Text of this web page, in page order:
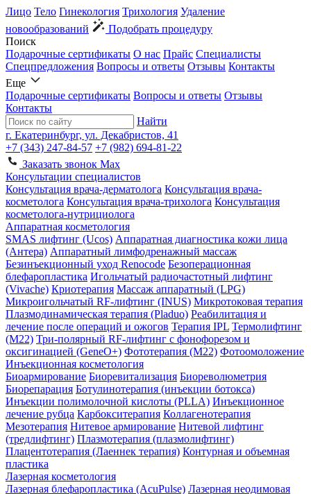
Лицо Тело Гинекология Трихология Удаление
новообразований
Подобрать процедуру
Поиск
Подарочные сертификаты О нас Прайс Специалисты
Спецпредложения Вопросы и ответы Отзывы Контакты
Еще
Подарочные сертификаты Вопросы и ответы Отзывы
Контакты
Найти
г. Екатеринбург, ул. Декабристов, 41
+7 (343) 247-84-57 +7 (982) 694-81-22
Заказать звонок Max
Консультации специалистов
Консультация врача-дерматолога Консультация врача-
косметолога Консультация врача-трихолога Консультация
косметолога-нутрициолога
Аппаратная косметология
SMAS лифтинг (Ucos) Аппаратная диагностика кожи лица
(Антера) Аппаратный лимфодренажный массаж
Безинъекционный уход Renocode Безоперационная
блефаропластика Игольчатый радиочастотный лифтинг
(Vivache) Криотерапия Массаж аппаратный (LPG)
Микроигольчатый RF-лифтинг (INUS) Микротоковая терапия
Плазмодинамическая терапия (Pladuo) Реабилитация и
лечение после операций и ожогов Терапия IPL Термолифтинг
(M22) Три-полярный RF-лифтинг c фонофорезом и
оксигинацией (GeneO+) Фототерапия (М22) Фотоомоложение
Инъекционная косметология
Биоармирование Биоревитализация Биореволюметрия
Биорепарация Ботулинотерапия (инъекции ботокса)
Инъекции полимолочной кислоты (PLLA) Инъекционное
лечение рубца Карбокситерапия Коллагенотерапия
Мезотерапия Нитевое армирование Нитевой лифтинг
(тредлифтинг) Плазмотерапия (плазмолифтинг)
Плацентотерапия (Лаеннек терапия) Контурная и объемная
пластика
Лазерная косметология
Лазерная блефаропластика (AcuPulse) Лазерная неодимовая